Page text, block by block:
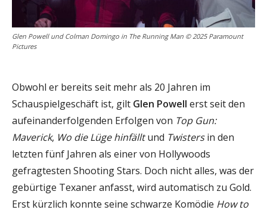
Glen Powell und Colman Domingo in The Running Man © 2025 Paramount
Pictures
Obwohl er bereits seit mehr als 20 Jahren im
Schauspielgeschäft ist, gilt Glen Powell erst seit den
aufeinanderfolgenden Erfolgen von Top Gun:
Maverick, Wo die Lüge hinfälltund Twistersin den
letzten fünf Jahren als einer von Hollywoods
gefragtesten Shooting Stars. Doch nicht alles, was der
gebürtige Texaner anfasst, wird automatisch zu Gold.
Erst kürzlich konnte seine schwarze Komödie How to